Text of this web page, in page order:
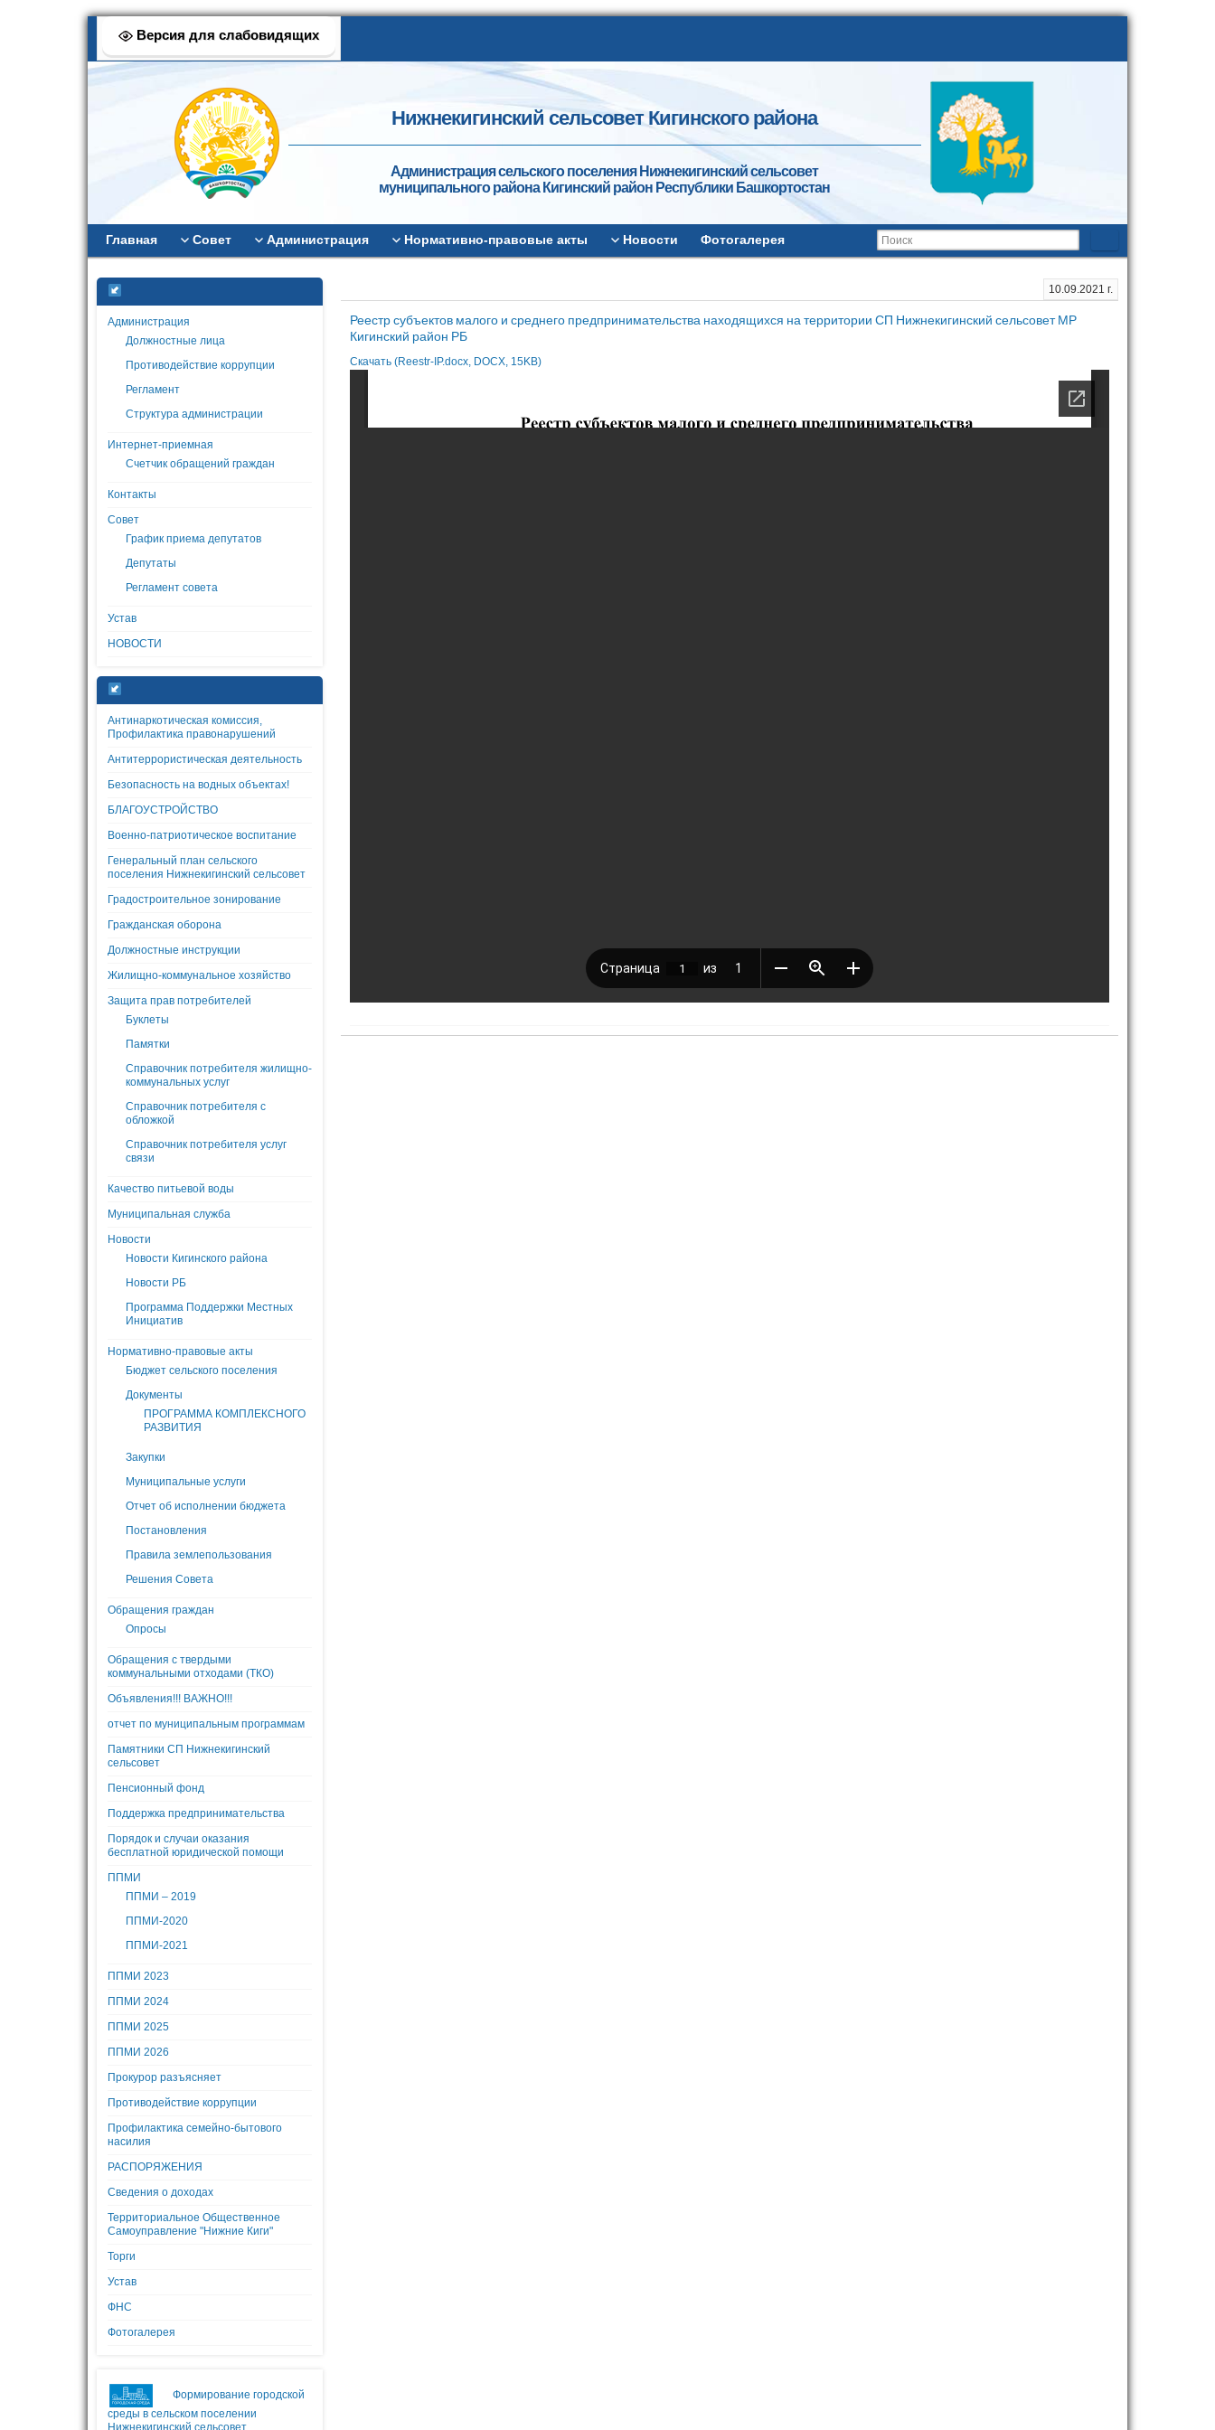
Версия для слабовидящих
Нижнекигинский сельсовет Кигинского района
Администрация сельского поселения Нижнекигинский сельсовет
муниципального района Кигинский район Республики Башкортостан
Главная Совет Администрация Нормативно-правовые акты Новости Фотогалерея
Администрация
Должностные лица
Противодействие коррупции
Регламент
Структура администрации
Интернет-приемная
Счетчик обращений граждан
Контакты
Совет
График приема депутатов
Депутаты
Регламент совета
Устав
НОВОСТИ
Антинаркотическая комиссия,
Профилактика правонарушений
Антитеррористическая деятельность
Безопасность на водных объектах!
БЛАГОУСТРОЙСТВО
Военно-патриотическое воспитание
Генеральный план сельского
поселения Нижнекигинский сельсовет
Градостроительное зонирование
Гражданская оборона
Должностные инструкции
Жилищно-коммунальное хозяйство
Защита прав потребителей
Буклеты
Памятки
Справочник потребителя жилищно-
коммунальных услуг
Справочник потребителя с
обложкой
Справочник потребителя услуг
связи
Качество питьевой воды
Муниципальная служба
Новости
Новости Кигинского района
Новости РБ
Программа Поддержки Местных
Инициатив
Нормативно-правовые акты
Бюджет сельского поселения
Документы
ПРОГРАММА КОМПЛЕКСНОГО
РАЗВИТИЯ
Закупки
Муниципальные услуги
Отчет об исполнении бюджета
Постановления
Правила землепользования
Решения Совета
Обращения граждан
Опросы
Обращения с твердыми
коммунальными отходами (ТКО)
Объявления!!! ВАЖНО!!!
отчет по муниципальным программам
Памятники СП Нижнекигинский
сельсовет
Пенсионный фонд
Поддержка предпринимательства
Порядок и случаи оказания
бесплатной юридической помощи
ППМИ
ППМИ – 2019
ППМИ-2020
ППМИ-2021
ППМИ 2023
ППМИ 2024
ППМИ 2025
ППМИ 2026
Прокурор разъясняет
Противодействие коррупции
Профилактика семейно-бытового
насилия
РАСПОРЯЖЕНИЯ
Сведения о доходах
Территориальное Общественное
Самоуправление "Нижние Киги"
Торги
Устав
ФНС
Фотогалерея
Формирование городской
среды в сельском поселении
Нижнекигинский сельсовет
10.09.2021 г.
Реестр субъектов малого и среднего предпринимательства находящихся на территории СП Нижнекигинский сельсовет МР
Кигинский район РБ
Скачать (Reestr-IP.docx, DOCX, 15KB)